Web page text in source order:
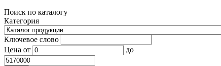
Поиск по каталогу
Категория
Ключевое слово
Цена от до